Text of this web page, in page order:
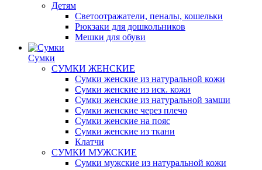
Детям
Светоотражатели, пеналы, кошельки
Рюкзаки для дошкольников
Мешки для обуви
Сумки
СУМКИ ЖЕНСКИЕ
Сумки женские из натуральной кожи
Сумки женские из иск. кожи
Сумки женские из натуральной замши
Сумки женские через плечо
Сумки женские на пояс
Сумки женские из ткани
Клатчи
СУМКИ МУЖСКИЕ
Сумки мужские из натуральной кожи